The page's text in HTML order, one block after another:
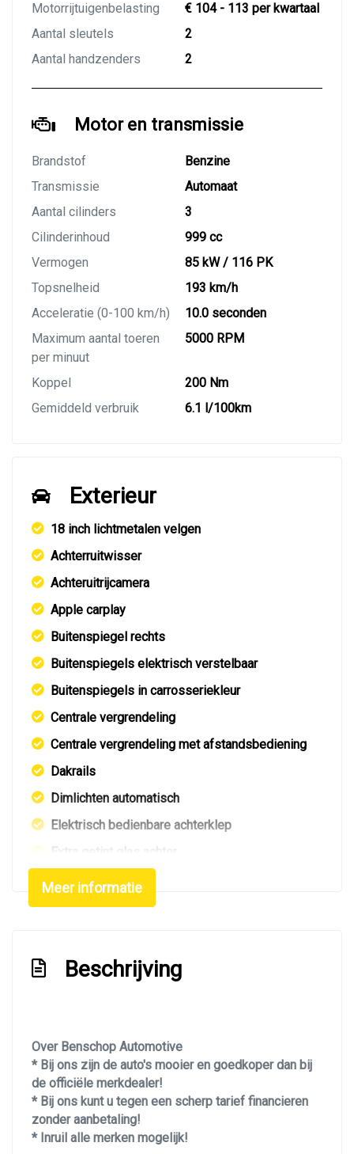
Motorrijtuigenbelasting
€ 104 - 113 per kwartaal
Aantal sleutels
2
Aantal handzenders
2
Motor en transmissie
Brandstof
Benzine
Transmissie
Automaat
Aantal cilinders
3
Cilinderinhoud
999 cc
Vermogen
85 kW / 116 PK
Topsnelheid
193 km/h
Acceleratie (0-100 km/h)
10.0 seconden
Maximum aantal toeren
per minuut
5000 RPM
Koppel
200 Nm
Gemiddeld verbruik
6.1 l/100km
Exterieur
18 inch lichtmetalen velgen
Achterruitwisser
Achteruitrijcamera
Apple carplay
Buitenspiegel rechts
Buitenspiegels elektrisch verstelbaar
Buitenspiegels in carrosseriekleur
Centrale vergrendeling
Centrale vergrendeling met afstandsbediening
Dakrails
Dimlichten automatisch
Elektrisch bedienbare achterklep
Extra getint glas achter
Getint glas
Led achterlichten
Led koplampen
Metaalkleur
Navigatie
Panoramadak
Park distance control
Parkeersensor achter
Meer informatie
Beschrijving
Over Benschop Automotive
* Bij ons zijn de auto's mooier en goedkoper dan bij
de officiële merkdealer!
* Bij ons kunt u tegen een scherp tarief financieren
zonder aanbetaling!
* Inruil alle merken mogelijk!